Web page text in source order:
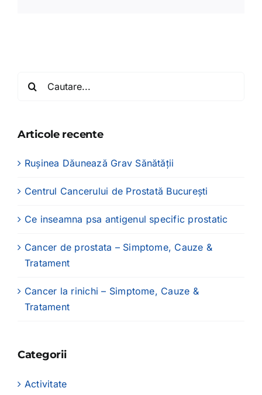
Articole recente
Rușinea Dăunează Grav Sănătății
Centrul Cancerului de Prostată București
Ce inseamna psa antigenul specific prostatic
Cancer de prostata – Simptome, Cauze &
Tratament
Cancer la rinichi – Simptome, Cauze &
Tratament
Categorii
Activitate